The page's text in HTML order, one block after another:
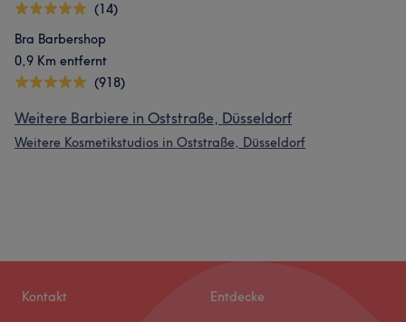
(14)
Bra Barbershop
0,9 Km entfernt
(918)
Weitere Barbiere in Oststraße, Düsseldorf
Weitere Kosmetikstudios in Oststraße, Düsseldorf
Kontakt Entdecke